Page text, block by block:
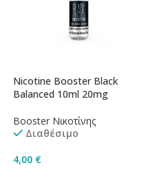
Nicotine Booster Black
Balanced 10ml 20mg
Booster Νικοτίνης
Διαθέσιμο
4,00 €